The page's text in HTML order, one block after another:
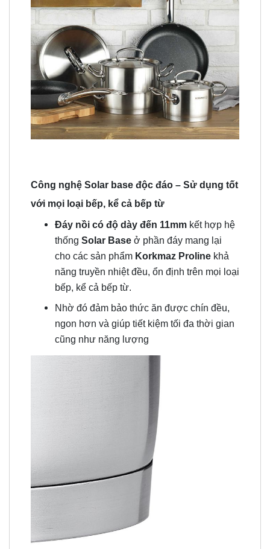
Công nghệ Solar base độc đáo – Sử dụng tốt
với mọi loại bếp, kể cả bếp từ
Đáy nồi có độ dày đến 11mm kết hợp hệ
thống Solar Base ở phần đáy mang lại
cho các sản phẩm Korkmaz Proline khả
năng truyền nhiệt đều, ổn định trên mọi loại
bếp, kể cả bếp từ.
Nhờ đó đảm bảo thức ăn được chín đều,
ngon hơn và giúp tiết kiệm tối đa thời gian
cũng như năng lượng